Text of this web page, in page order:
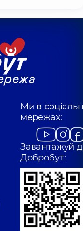
Ми в
мережах:
Завантажуй
Добробут: